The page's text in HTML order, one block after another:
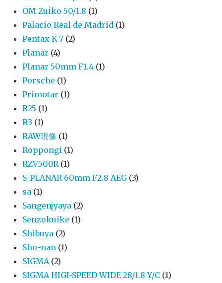
OM Zuiko 50/1.8 (1)
Palacio Real de Madrid (1)
Pentax K-7 (2)
Planar (4)
Planar 50mm F1.4 (1)
Porsche (1)
Primotar (1)
R25 (1)
R3 (1)
RAW現像 (1)
Roppongi (1)
RZV500R (1)
S-PLANAR 60mm F2.8 AEG (3)
sa (1)
Sangenjyaya (2)
Senzokuike (1)
Shibuya (2)
Sho-nan (1)
SIGMA (2)
SIGMA HIGI-SPEED WIDE 28/1.8 Y/C (1)